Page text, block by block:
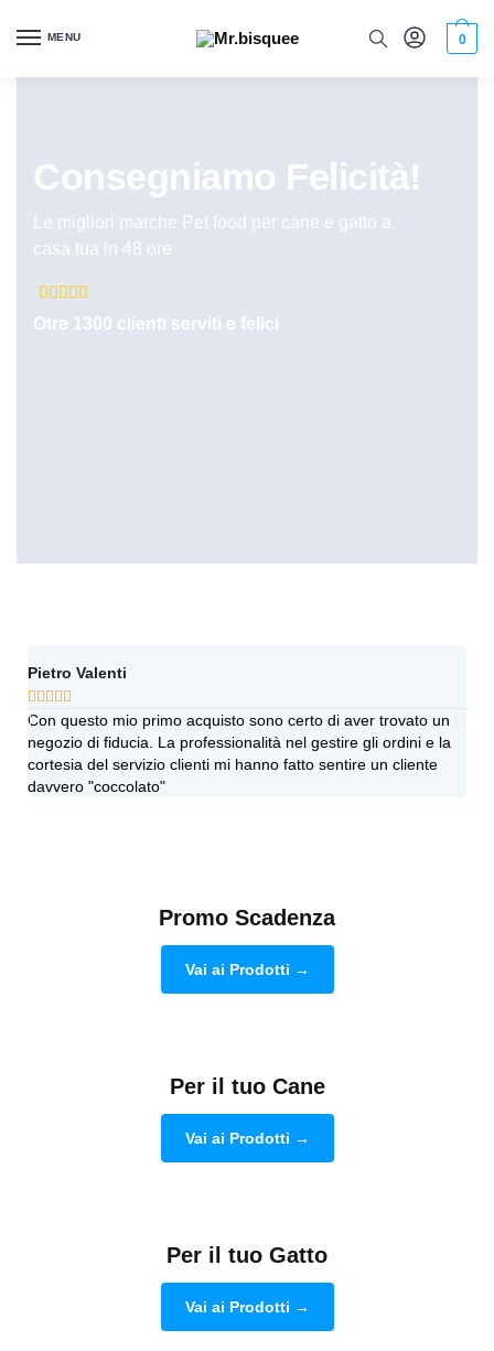
MENU 0
Consegniamo Felicità!
Le migliori marche Pet food per cane e gatto a
casa tua in 48 ore
    
Otre 1300 clienti serviti e felici
Pietro Valenti
    
Con questo mio primo acquisto sono certo di aver trovato un
negozio di fiducia. La professionalità nel gestire gli ordini e la
cortesia del servizio clienti mi hanno fatto sentire un cliente
davvero "coccolato"
Promo Scadenza
Vai ai Prodotti →
Per il tuo Cane
Vai ai Prodotti →
Per il tuo Gatto
Vai ai Prodotti →